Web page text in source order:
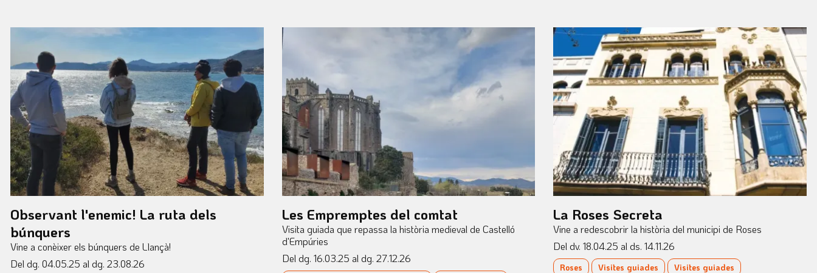
Observant l'enemic! La ruta dels
búnquers
Vine a conèixer els búnquers de Llançà!
Del dg. 04.05.25 al dg. 23.08.26
Les Empremptes del comtat
Visita guiada que repassa la història medieval de Castelló
d'Empúries
Del dg. 16.03.25 al dg. 27.12.26
La Roses Secreta
Vine a redescobrir la història del municipi de Roses
Del dv. 18.04.25 al ds. 14.11.26
Roses Visites guiades Visites guiades